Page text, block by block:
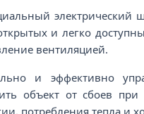
и легко
вентиляцией.
и эффективно
объект от сбоев
потребления тепла и